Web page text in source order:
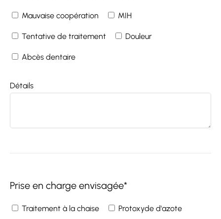
Mauvaise coopération MIH
Tentative de traitement Douleur
Abcès dentaire
Détails
Prise en charge envisagée*
Traitement à la chaise Protoxyde d'azote